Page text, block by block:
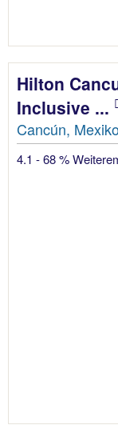
Hilton
Inclusive ...
Cancún,
4.1 - 68 %